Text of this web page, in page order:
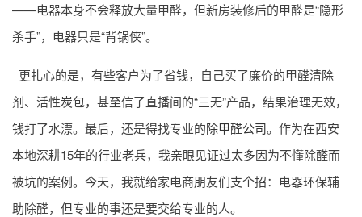
——电器本身不会释放大量甲醛，但新房装修后的甲醛是“隐形
杀手”，电器只是“背锅侠”。
更扎心的是，有些客户为了省钱，自己买了廉价的甲醛清除
剂、活性炭包，甚至信了直播间的“三无”产品，结果治理无效，
钱打了水漂。最后，还是得找专业的除甲醛公司。作为在西安
本地深耕15年的行业老兵，我亲眼见证过太多因为不懂除醛而
被坑的案例。今天，我就给家电商朋友们支个招：电器环保辅
助除醛，但专业的事还是要交给专业的人。